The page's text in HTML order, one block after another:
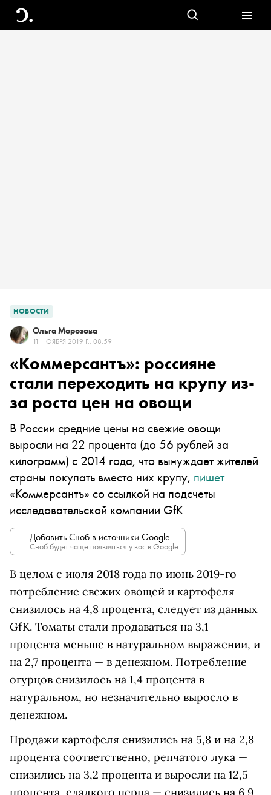
НОВОСТИ
Ольга Морозова
11 НОЯБРЯ 2019 Г., 08:59
«Коммерсантъ»: россияне
стали переходить на крупу из-
за роста цен на овощи
В России средние цены на свежие овощи
выросли на 22 процента (до 56 рублей за
килограмм) с 2014 года, что вынуждает жителей
страны покупать вместо них крупу, пишет
«Коммерсантъ» со ссылкой на подсчеты
исследовательской компании GfK
Добавить Сноб в источники Google
Сноб будет чаще появляться у вас в Google.
В целом с июля 2018 года по июнь 2019-го
потребление свежих овощей и картофеля
снизилось на 4,8 процента, следует из данных
GfK. Томаты стали продаваться на 3,1
процента меньше в натуральном выражении, и
на 2,7 процента — в денежном. Потребление
огурцов снизилось на 1,4 процента в
натуральном, но незначительно выросло в
денежном.
Продажи картофеля снизились на 5,8 и на 2,8
процента соответственно, репчатого лука —
снизились на 3,2 процента и выросли на 12,5